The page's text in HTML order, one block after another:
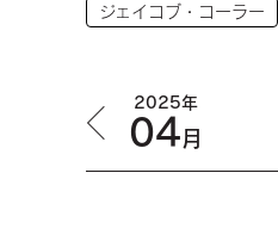
ジェイコブ・コーラー
2025年
04月